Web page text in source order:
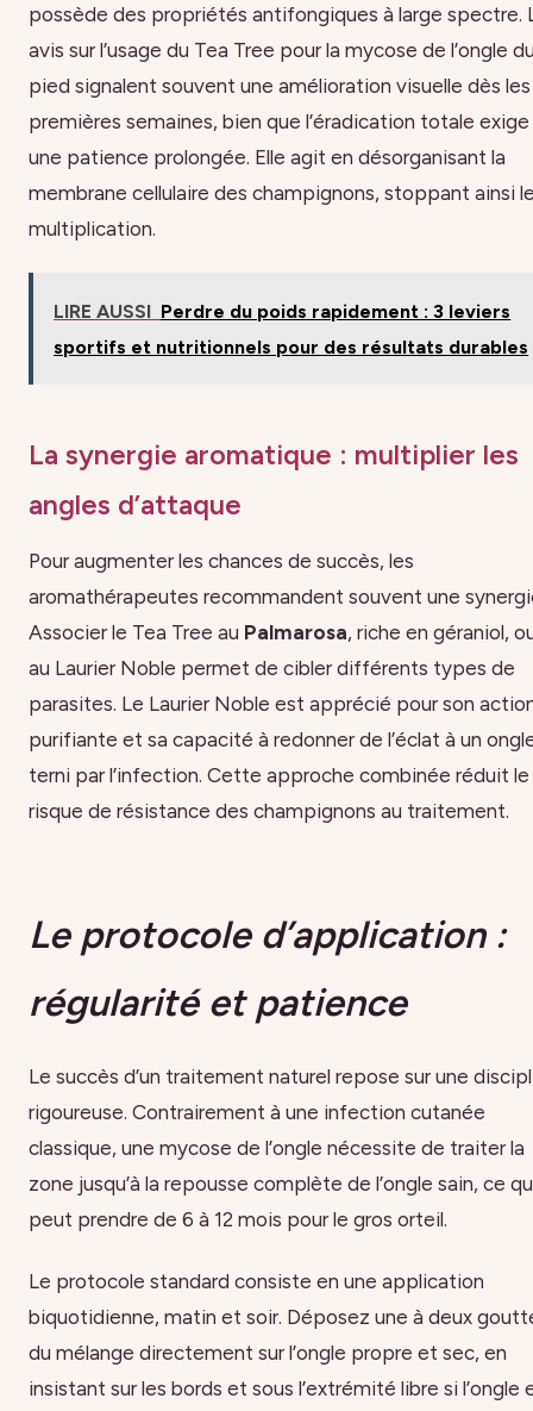
possède des propriétés antifongiques à large spectre.
avis sur l’usage du Tea Tree pour la mycose de l’ongle
pied signalent souvent une amélioration visuelle dès les
premières semaines, bien que l’éradication totale exige
une patience prolongée. Elle agit en désorganisant la
membrane cellulaire des champignons, stoppant ainsi
multiplication.
LIRE AUSSI Perdre du poids rapidement : 3 leviers
sportifs et nutritionnels pour des résultats durables
La synergie aromatique : multiplier les
angles d’attaque
Pour augmenter les chances de succès, les
aromathérapeutes recommandent souvent une
Associer le Tea Tree au Palmarosa, riche en géraniol,
au Laurier Noble permet de cibler différents types de
parasites. Le Laurier Noble est apprécié pour son
purifiante et sa capacité à redonner de l’éclat à un
terni par l’infection. Cette approche combinée réduit le
risque de résistance des champignons au traitement.
Le protocole d’application :
régularité et patience
Le succès d’un traitement naturel repose sur une
rigoureuse. Contrairement à une infection cutanée
classique, une mycose de l’ongle nécessite de traiter la
zone jusqu’à la repousse complète de l’ongle sain, ce
peut prendre de 6 à 12 mois pour le gros orteil.
Le protocole standard consiste en une application
biquotidienne, matin et soir. Déposez une à deux
du mélange directement sur l’ongle propre et sec, en
insistant sur les bords et sous l’extrémité libre si l’ongle